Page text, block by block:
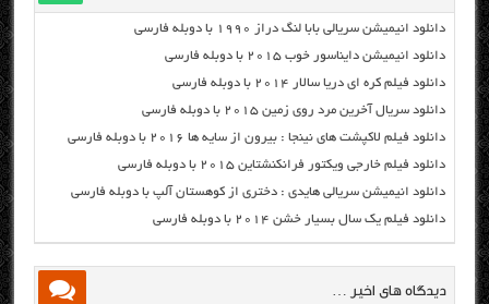
دانلود انیمیشن سریالی بابا لنگ دراز ۱۹۹۰ با دوبله فارسی
دانلود انیمیشن دایناسور خوب ۲۰۱۵ با دوبله فارسی
دانلود فیلم کره ای دریا سالار ۲۰۱۴ با دوبله فارسی
دانلود سریال آخرین مرد روی زمین ۲۰۱۵ با دوبله فارسی
دانلود فیلم لاکپشت های نینجا : بیرون از سایه ها ۲۰۱۶ با دوبله فارسی
دانلود فیلم خارجی ویکتور فرانکنشتاین ۲۰۱۵ با دوبله فارسی
دانلود انیمیشن سریالی هایدی : دختری از کوهستان آلپ با دوبله فارسی
دانلود فیلم یک سال بسیار خشن ۲۰۱۴ با دوبله فارسی
دیدگاه های اخیر …